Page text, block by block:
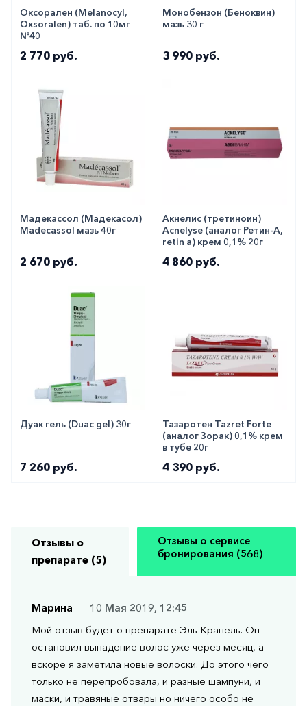
Оксорален (Melanocyl,
Oxsoralen) таб. по 10мг
№40
2 770 руб.
Монобензон (Беноквин)
мазь 30 г
3 990 руб.
Мадекассол (Мадекасол)
Madecassol мазь 40г
2 670 руб.
Акнелис (третиноин)
Acnelyse (аналог Ретин-А,
retin a) крем 0,1% 20г
4 860 руб.
Дуак гель (Duac gel) 30г
7 260 руб.
Тазаротен Tazret Forte
(аналог Зорак) 0,1% крем
в тубе 20г
4 390 руб.
Отзывы о
препарате (5)
Отзывы о сервисе
бронирования (568)
Марина
10 Мая 2019, 12:45
Мой отзыв будет о препарате Эль Кранель. Он
остановил выпадение волос уже через месяц, а
вскоре я заметила новые волоски. До этого чего
только не перепробовала, и разные шампуни, и
маски, и травяные отвары но ничего особо не